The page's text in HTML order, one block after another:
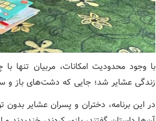
با وجود محدودیت امکانات، مربیان تنها
زندگی عشایر شد؛ جایی که دشت‌های باز و
در این برنامه، دختران و پسران عشایر